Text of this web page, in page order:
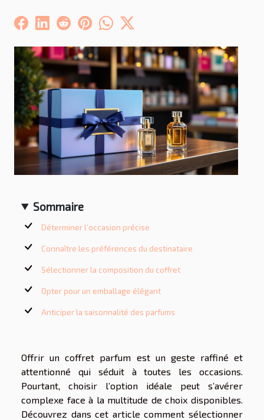
Sommaire
Déterminer l’occasion précise
Connaître les préférences du destinataire
Sélectionner la composition du coffret
Opter pour un emballage élégant
Anticiper la saisonnalité des parfums
Offrir un coffret parfum est un geste raffiné et
attentionné qui séduit à toutes les occasions.
Pourtant, choisir l’option idéale peut s’avérer
complexe face à la multitude de choix disponibles.
Découvrez dans cet article comment sélectionner